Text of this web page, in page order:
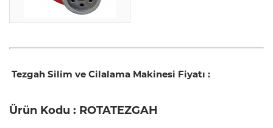
Tezgah Silim ve Cilalama Makinesi Fiyatı :
Ürün Kodu : ROTATEZGAH